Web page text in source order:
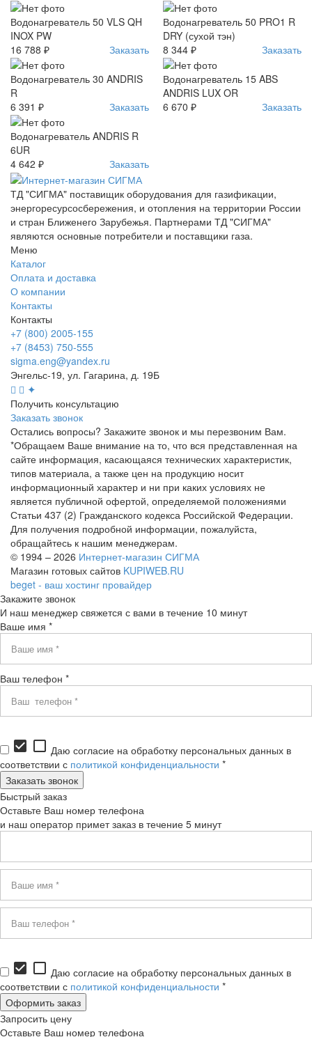
Водонагреватель 50 VLS QH
INOX PW
16 788 ₽
Заказать
Водонагреватель 50 PRO1 R
DRY (сухой тэн)
8 344 ₽
Заказать
Водонагреватель 30 ANDRIS
R
6 391 ₽
Заказать
Водонагреватель 15 ABS
ANDRIS LUX OR
6 670 ₽
Заказать
Водонагреватель ANDRIS R
6UR
4 642 ₽
Заказать
ТД "СИГМА" поставищик оборудования для газификации,
энергоресурсосбережения, и отопления на территории России
и стран Ближенего Зарубежья. Партнерами ТД "СИГМА"
являются основные потребители и поставщики газа.
Меню
Каталог
Оплата и доставка
О компании
Контакты
Контакты
+7 (800) 2005-155
+7 (8453) 750-555
sigma.eng@yandex.ru
Энгельс-19, ул. Гагарина, д. 19Б
✦
Получить консультацию
Заказать звонок
Остались вопросы? Закажите звонок и мы перезвоним Вам.
*Обращаем Ваше внимание на то, что вся представленная на
сайте информация, касающаяся технических характеристик,
типов материала, а также цен на продукцию носит
информационный характер и ни при каких условиях не
является публичной офертой, определяемой положениями
Статьи 437 (2) Гражданского кодекса Российской Федерации.
Для получения подробной информации, пожалуйста,
обращайтесь к нашим менеджерам.
© 1994 – 2026 Интернет-магазин СИГМА
Магазин готовых сайтов KUPIWEB.RU
beget - ваш хостинг провайдер
Закажите звонок
И наш менеджер свяжется с вами в течение 10 минут
Ваше имя *
Ваш телефон *
check_box check_box_outline_blank Даю согласие на обработку персональных данных в
соответствии с политикой конфиденциальности *
Быстрый заказ
Оставьте Ваш номер телефона
и наш оператор примет заказ в течение 5 минут
check_box check_box_outline_blank Даю согласие на обработку персональных данных в
соответствии с политикой конфиденциальности *
Запросить цену
Оставьте Ваш номер телефона